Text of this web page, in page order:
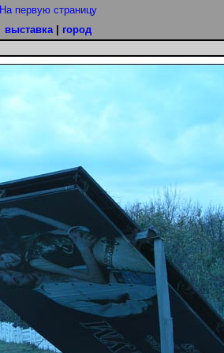
На первую страницу
выставка| город